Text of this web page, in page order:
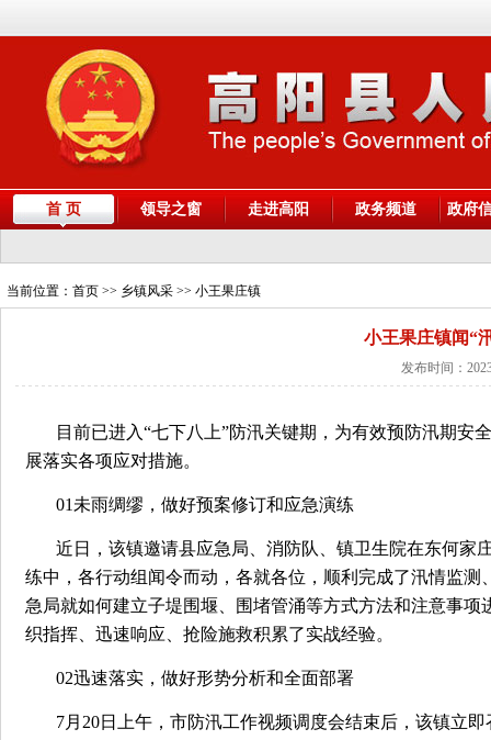
首 页 领导之窗 走进高阳 政务频道 政府
当前位置： 首页 >> 乡镇风采 >> 小王果庄镇
小王果庄镇闻“
发布时间：
目前已进入“七下八上”防汛关键期，为有效预防汛期
展落实各项应对措施。
01未雨绸缪，做好预案修订和应急演练
近日，该镇邀请县应急局、消防队、镇卫生院在东何家
练中，各行动组闻令而动，各就各位，顺利完成了汛情监
急局就如何建立子堤围堰、围堵管涌等方式方法和注意事
织指挥、迅速响应、抢险施救积累了实战经验。
02迅速落实，做好形势分析和全面部署
7月20日上午，市防汛工作视频调度会结束后，该镇立